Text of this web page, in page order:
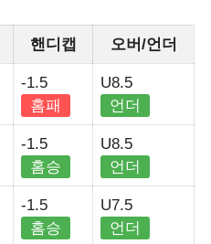
핸디캡 오버/언더
-1.5
홈패
U8.5
언더
-1.5
홈승
U8.5
언더
-1.5
홈승
U7.5
언더